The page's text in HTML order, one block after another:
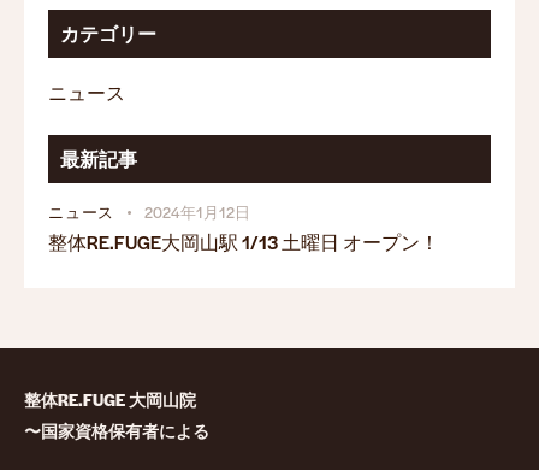
カテゴリー
ニュース
最新記事
ニュース 2024年1月12日
整体RE.FUGE大岡山駅 1/13 土曜日 オープン！
整体RE.FUGE 大岡山院
〜国家資格保有者による